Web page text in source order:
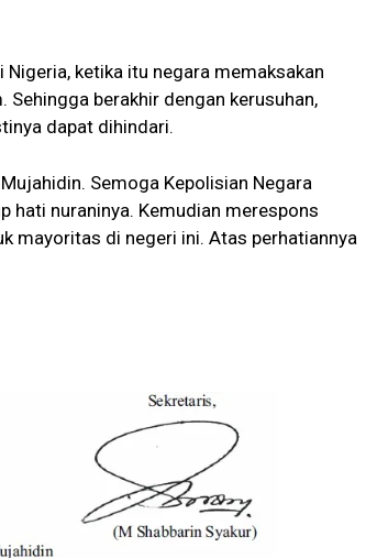
ketika itu negara memaksakan
berakhir dengan kerusuhan,
dapat dihindari.
Semoga Kepolisian Negara
hati nuraninya. Kemudian merespons
mayoritas di negeri ini. Atas perhatiannya